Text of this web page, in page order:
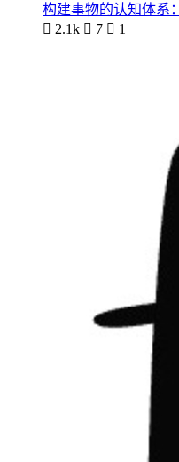
构建事物的认知体系
 2.1k  7  1